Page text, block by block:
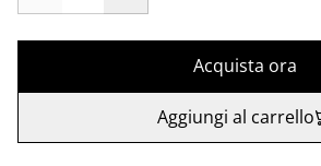
Acquista ora
Aggiungi al carrello